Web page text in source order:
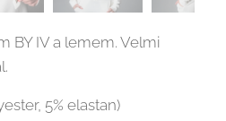
BY IV a lemem. Velmi
5% elastan)